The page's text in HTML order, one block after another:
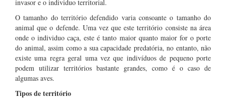
invasor e o individuo territorial.
O tamanho do território defendido varia consoante o tamanho do
animal que o defende. Uma vez que este território consiste na área
onde o individuo caça, este é tanto maior quanto maior for o porte
do animal, assim como a sua capacidade predatória, no entanto, não
existe uma regra geral uma vez que indivíduos de pequeno porte
podem utilizar territórios bastante grandes, como é o caso de
algumas aves.
Tipos de território